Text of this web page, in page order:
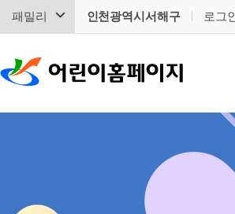
패밀리 인천광역시서해구 로그인